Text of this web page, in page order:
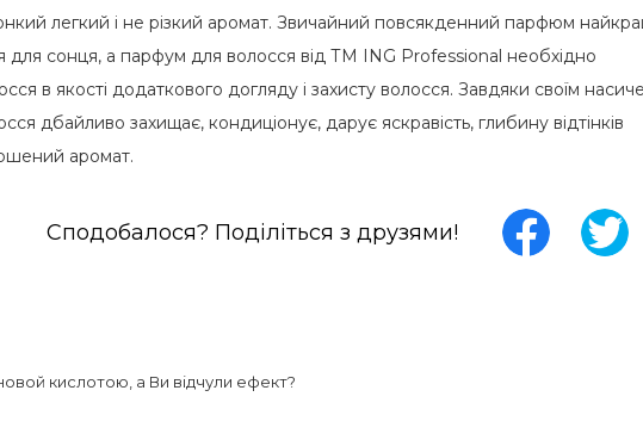
легкий і не різкий аромат. Звичайний повсякденний парфюм
для сонця, а парфум для волосся від ТМ ING Professional необхідно
в якості додаткового догляду і захисту волосся. Завдяки своїм
дбайливо захищає, кондиціонує, дарує яскравість, глибину відтінків
аромат.
Сподобалося? Поділіться з друзями!
кислотою, а Ви відчули ефект?